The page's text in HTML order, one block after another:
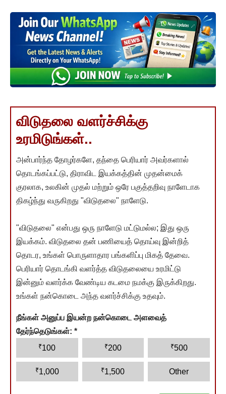
விடுதலை வளர்ச்சிக்கு
உரமிடுங்கள்..
அன்பார்ந்த தோழர்களே, தந்தை பெரியார் அவர்களால்
தொடங்கப்பட்டு, திராவிட இயக்கத்தின் முதன்மைக்
குரலாக, உலகின் முதல் மற்றும் ஒரே பகுத்தறிவு நாளேடாக
திகழ்ந்து வருகிறது "விடுதலை" நாளேடு.
"விடுதலை" என்பது ஒரு நாளேடு மட்டுமல்ல; இது ஒரு
இயக்கம். விடுதலை தன் பணியைத் தொய்வு இன்றித்
தொடர, உங்கள் பொருளாதார பங்களிப்பு மிகத் தேவை.
பெரியார் தொடங்கி வளர்த்த விடுதலையை உரமிட்டு
இன்னும் வளர்க்க வேண்டிய கடமை நமக்கு இருக்கிறது.
உங்கள் நன்கொடை அந்த வளர்ச்சிக்கு உதவும்.
நீங்கள் அனுப்ப இயன்ற நன்கொடை அளவைத்
தேர்ந்தெடுங்கள்: *
₹100 ₹200 ₹500
₹1,000 ₹1,500 Other